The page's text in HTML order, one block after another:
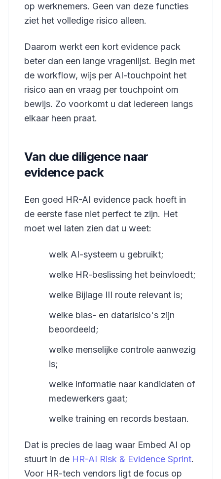
op werknemers. Geen van deze functies
ziet het volledige risico alleen.
Daarom werkt een kort evidence pack
beter dan een lange vragenlijst. Begin met
de workflow, wijs per AI-touchpoint het
risico aan en vraag per touchpoint om
bewijs. Zo voorkomt u dat iedereen langs
elkaar heen praat.
Van due diligence naar
evidence pack
Een goed HR-AI evidence pack hoeft in
de eerste fase niet perfect te zijn. Het
moet wel laten zien dat u weet:
welk AI-systeem u gebruikt;
welke HR-beslissing het beinvloedt;
welke Bijlage III route relevant is;
welke bias- en datarisico's zijn
beoordeeld;
welke menselijke controle aanwezig
is;
welke informatie naar kandidaten of
medewerkers gaat;
welke training en records bestaan.
Dat is precies de laag waar Embed AI op
stuurt in de HR-AI Risk & Evidence Sprint.
Voor HR-tech vendors ligt de focus op